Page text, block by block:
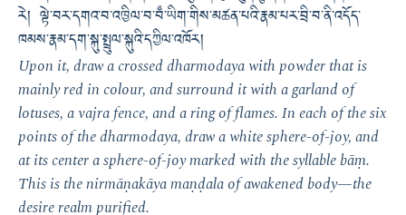
རེ། ལྟེ་བར་དགའ་བ་འཁྱིལ་བ་བྃ་ཡིག་གིས་མཚན་པའི་རྣམ་པར་བྲི་བ་ནི་འདོད་
ཁམས་རྣམ་དག་སྐུ་སྤྲུལ་སྐུའི་དཀྱིལ་འཁོར།
Upon it, draw a crossed dharmodaya with powder that is
mainly red in colour, and surround it with a garland of
lotuses, a vajra fence, and a ring of flames. In each of the six
points of the dharmodaya, draw a white sphere-of-joy, and
at its center a sphere-of-joy marked with the syllable bāṃ.
This is the nirmāṇakāya maṇḍala of awakened body—the
desire realm purified.